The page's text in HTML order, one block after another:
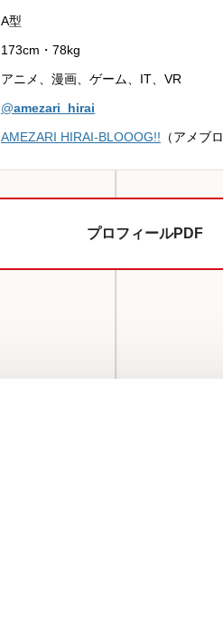
A型
173cm・78kg
アニメ、漫画、ゲーム、IT、VR
@amezari_hirai
AMEZARI HIRAI-BLOOOG!! （アメブロ
プロフィールPDF